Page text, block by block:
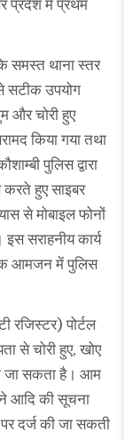
प्रदेश में प्रथम
समस्त थाना स्तर
सटीक उपयोग
और चोरी हुए
किया गया तथा
पुलिस द्वारा
करते हुए साइबर
से मोबाइल फोनों
सराहनीय कार्य
आमजन में पुलिस
रजिस्टर) पोर्टल
से चोरी हुए, खोए
जा सकता है। आम
आदि की सूचना
दर्ज की जा सकती